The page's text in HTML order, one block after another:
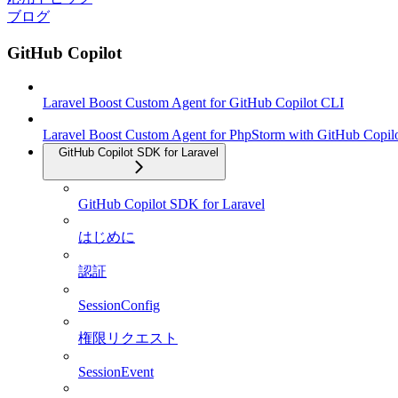
ブログ
GitHub Copilot
Laravel Boost Custom Agent for GitHub Copilot CLI
Laravel Boost Custom Agent for PhpStorm with GitHub
GitHub Copilot SDK for Laravel
GitHub Copilot SDK for Laravel
はじめに
認証
SessionConfig
権限リクエスト
SessionEvent